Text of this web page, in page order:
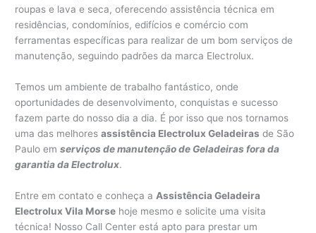
roupas e lava e seca, oferecendo assistência técnica em
residências, condomínios, edifícios e comércio com
ferramentas específicas para realizar de um bom serviços de
manutenção, seguindo padrões da marca Electrolux.
Temos um ambiente de trabalho fantástico, onde
oportunidades de desenvolvimento, conquistas e sucesso
fazem parte do nosso dia a dia. É por isso que nos tornamos
uma das melhoresassistência Electrolux Geladeiras de São
Paulo emserviços de manutenção de Geladeiras fora da
garantia da Electrolux.
Entre em contato e conheça a Assistência Geladeira
Electrolux Vila Morse hoje mesmo e solicite uma visita
técnica! Nosso Call Center está apto para prestar um